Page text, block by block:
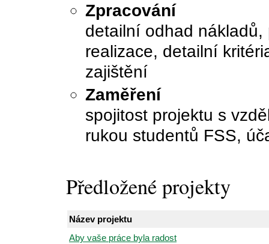
Zpracování
detailní odhad
realizace, detailní
zajištění
Zaměření
spojitost projektu s
rukou studentů FSS,
Předložené projekty
Název projektu
Aby vaše práce byla radost